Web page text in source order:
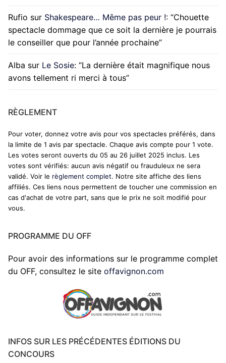
Rufio sur Shakespeare… Même pas peur !: “Chouette
spectacle dommage que ce soit la dernière je pourrais
le conseiller que pour l’année prochaine”
Alba sur Le Sosie: “La dernière était magnifique nous
avons tellement ri merci à tous”
RÈGLEMENT
Pour voter, donnez votre avis pour vos spectacles préférés, dans
la limite de 1 avis par spectacle. Chaque avis compte pour 1 vote.
Les votes seront ouverts du 05 au 26 juillet 2025 inclus. Les
votes sont vérifiés: aucun avis négatif ou frauduleux ne sera
validé. Voir le règlement complet. Notre site affiche des liens
affiliés. Ces liens nous permettent de toucher une commission en
cas d'achat de votre part, sans que le prix ne soit modifié pour
vous.
PROGRAMME DU OFF
Pour avoir des informations sur le programme complet
du OFF, consultez le site offavignon.com
INFOS SUR LES PRÉCÉDENTES ÉDITIONS DU
CONCOURS